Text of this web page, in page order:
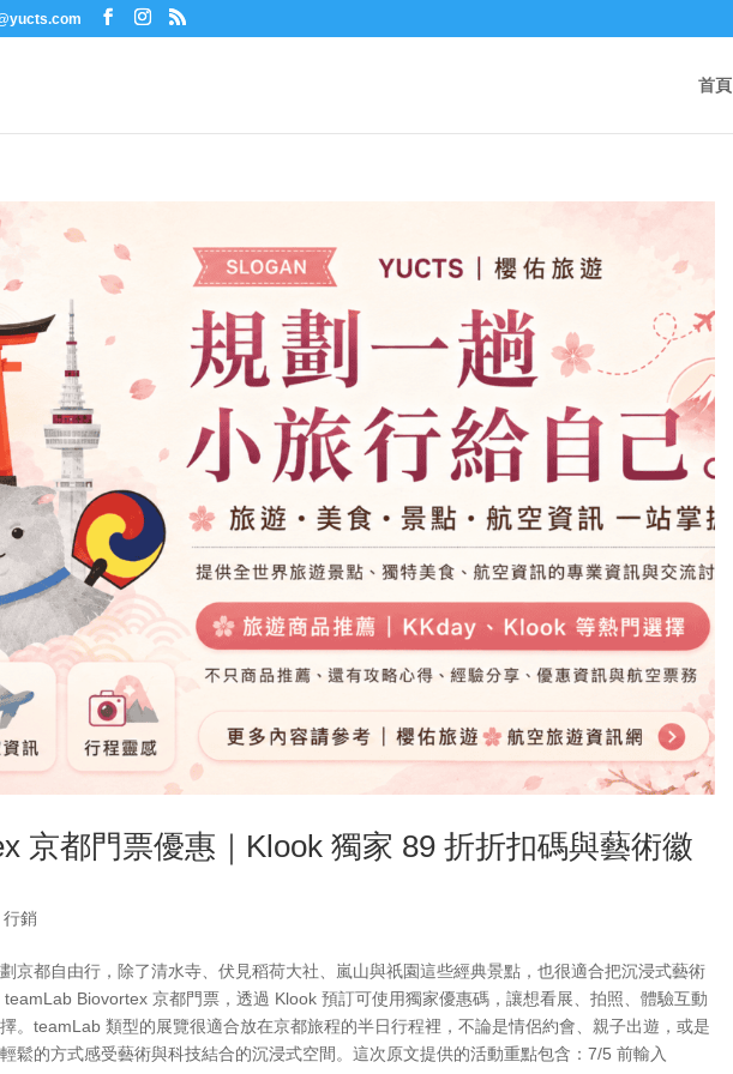
首頁
京都門票優惠｜Klook 獨家 89 折折扣碼與藝術徽
行銷
京都自由行，除了清水寺、伏見稻荷大社、嵐山與祇園這些經典景點，也很適合把沉浸式藝術
Biovortex 京都門票，透過 Klook 預訂可使用獨家優惠碼，讓想看展、拍照、體驗互動
。teamLab 類型的展覽很適合放在京都旅程的半日行程裡，不論是情侶約會、親子出遊，或是
鬆的方式感受藝術與科技結合的沉浸式空間。這次原文提供的活動重點包含：7/5 前輸入